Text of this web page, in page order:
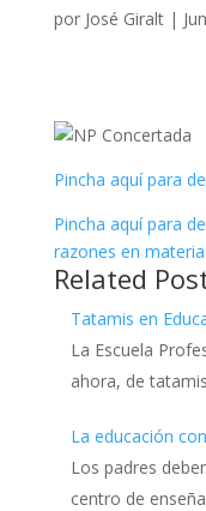
por José Giralt|
Pincha aquí para
Pincha aquí para
razones en
Related
Tatamis en
La Escuela
ahora, de
La educación
Los padres
centro de